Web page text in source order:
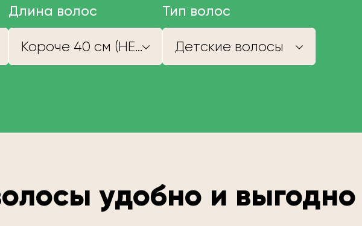
Длина волос
Короче 40 см (НЕ КУПИМ)
Тип волос
Детские волосы
удобно и выгодно